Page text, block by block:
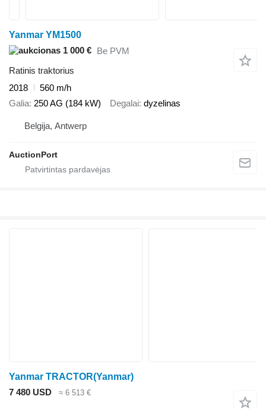
Yanmar YM1500
1 000 € Be PVM
Ratinis traktorius
2018
560 m/h
Galia 250 AG (184 kW) Degalai dyzelinas
Belgija, Antwerp
AuctionPort
Yanmar TRACTOR(Yanmar)
7 480 USD
≈ 6 513 €